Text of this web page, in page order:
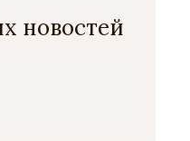
новостей